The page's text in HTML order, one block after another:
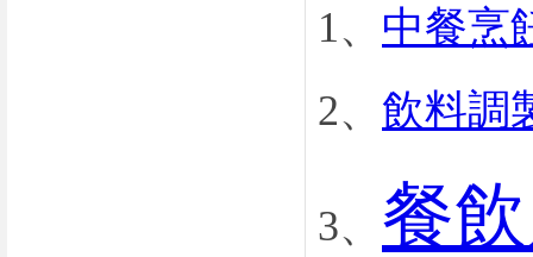
1、 中餐烹
2、 飲料調
3、 餐